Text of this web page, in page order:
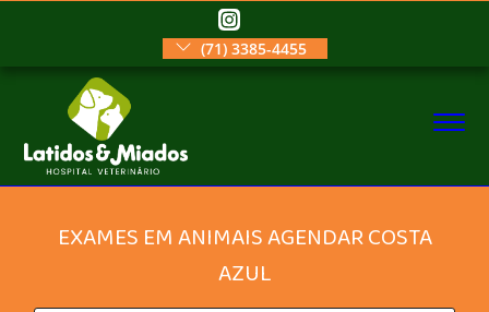
(71) 3385-4455
EXAMES EM ANIMAIS AGENDAR COSTA
AZUL